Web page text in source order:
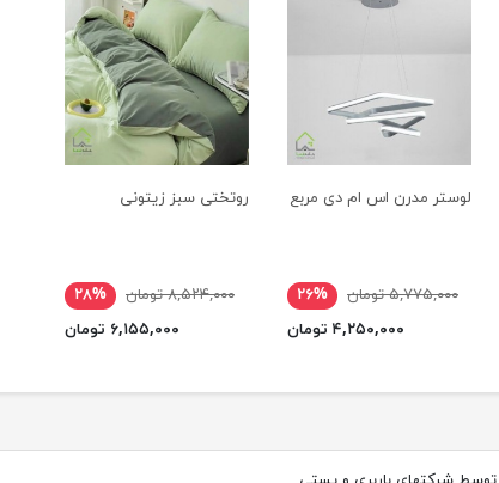
لوستر مدرن اس ام دی مربع
۵,۷۷۵,۰۰۰ تومان
۲۶%
۴,۲۵۰,۰۰۰ تومان
روتختی سبز زیتونی
۸,۵۲۴,۰۰۰ تومان
۲۸%
۶,۱۵۵,۰۰۰ تومان